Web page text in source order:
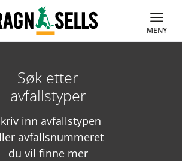
MENY
Søk etter
avfallstyper
inn avfallstypen
avfallsnummeret
du vil finne mer